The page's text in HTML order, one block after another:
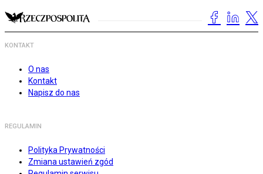
KONTAKT
O nas
Kontakt
Napisz do nas
REGULAMIN
Polityka Prywatności
Zmiana ustawień zgód